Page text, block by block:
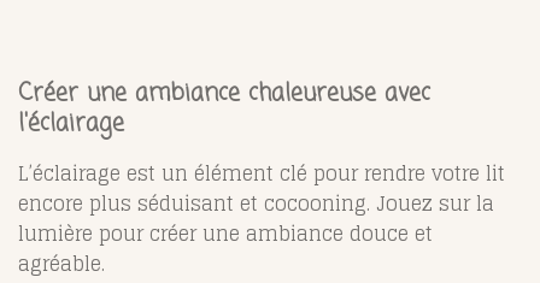
Créer une ambiance chaleureuse avec
l'éclairage
L’éclairage est un élément clé pour rendre votre lit
encore plus séduisant et cocooning. Jouez sur la
lumière pour créer une ambiance douce et
agréable.